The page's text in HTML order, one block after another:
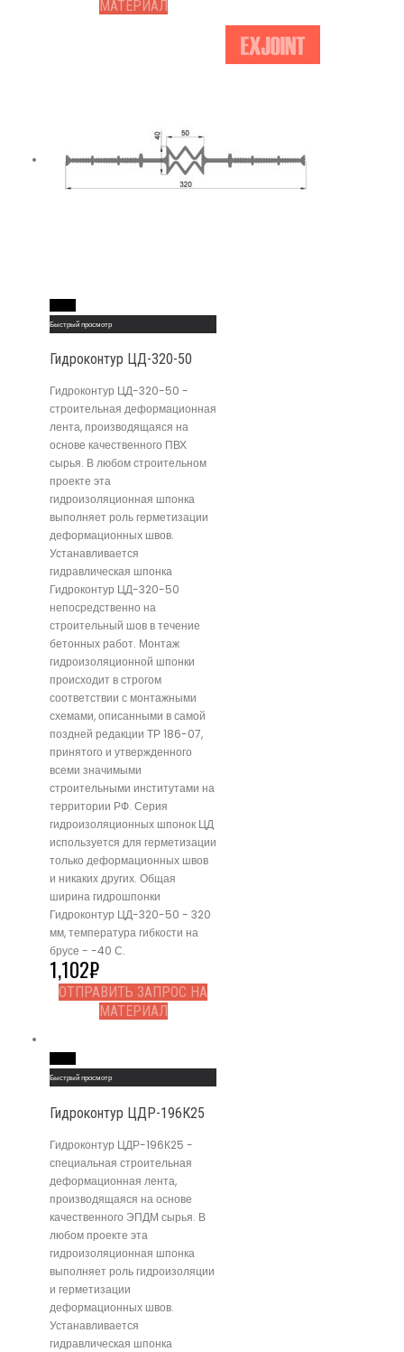
МАТЕРИАЛ
Быстрый просмотр
Гидроконтур ЦД-320-50
Гидроконтур ЦД-320-50 -
строительная деформационная
лента, производящаяся на
основе качественного ПВХ
сырья. В любом строительном
проекте эта
гидроизоляционная шпонка
выполняет роль герметизации
деформационных швов.
Устанавливается
гидравлическая шпонка
Гидроконтур ЦД-320-50
непосредственно на
строительный шов в течение
бетонных работ. Монтаж
гидроизоляционной шпонки
происходит в строгом
соответствии с монтажными
схемами, описанными в самой
поздней редакции ТР 186-07,
принятого и утвержденного
всеми значимыми
строительными институтами на
территории РФ. Серия
гидроизоляционных шпонок ЦД
используется для герметизации
только деформационных швов
и никаких других. Общая
ширина гидрошпонки
Гидроконтур ЦД-320-50 - 320
мм, температура гибкости на
брусе - -40 С.
1,102₽
ОТПРАВИТЬ ЗАПРОС НА
МАТЕРИАЛ
Быстрый просмотр
Гидроконтур ЦДР-196К25
Гидроконтур ЦДР-196К25 -
специальная строительная
деформационная лента,
производящаяся на основе
качественного ЭПДМ сырья. В
любом проекте эта
гидроизоляционная шпонка
выполняет роль гидроизоляции
и герметизации
деформационных швов.
Устанавливается
гидравлическая шпонка